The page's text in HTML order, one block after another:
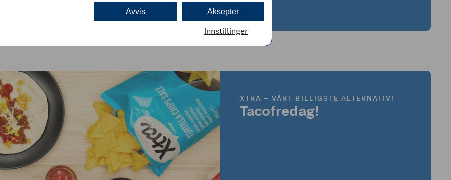
XTRA – VÅRT BILLIGSTE ALTERNATIV!
Tacofredag!
Aksepter
Avvis
Innstillinger